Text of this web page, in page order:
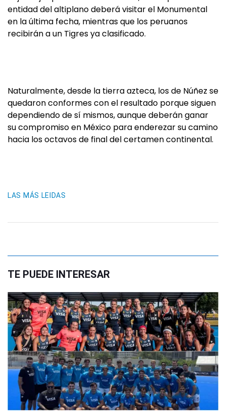
entidad del altiplano deberá visitar el Monumental
en la última fecha, mientras que los peruanos
recibirán a un Tigres ya clasificado.
Naturalmente, desde la tierra azteca, los de Núñez se
quedaron conformes con el resultado porque siguen
dependiendo de sí mismos, aunque deberán ganar
su compromiso en México para enderezar su camino
hacia los octavos de final del certamen continental.
LAS MÁS LEIDAS
TE PUEDE INTERESAR